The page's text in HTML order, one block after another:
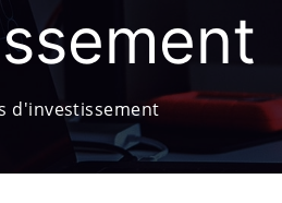
d'investissement